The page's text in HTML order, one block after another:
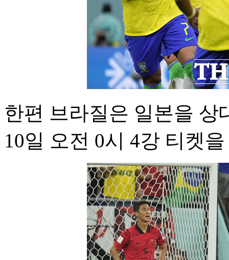
한편 브라질은 일본을
10일 오전 0시 4강 티켓